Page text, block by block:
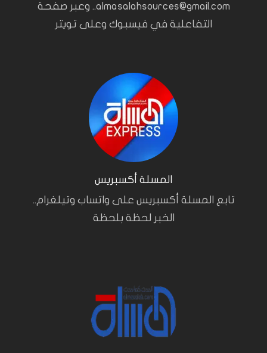
almasalahsources@gmail.com.. وعبر صفحة
التفاعلية في فيسبوك وعلى تويتر
المسلة أكسبريس
تابع المسلة أكسبريس على واتساب وتيلغرام..
الخبر لحظة بلحظة